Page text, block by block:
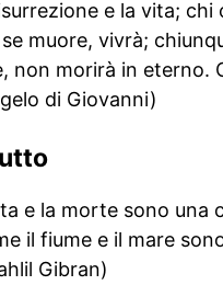
e la vita; chi
muore, vivrà;
non morirà in eterno.
di Giovanni)
e la morte sono una
il fiume e il mare
Gibran)